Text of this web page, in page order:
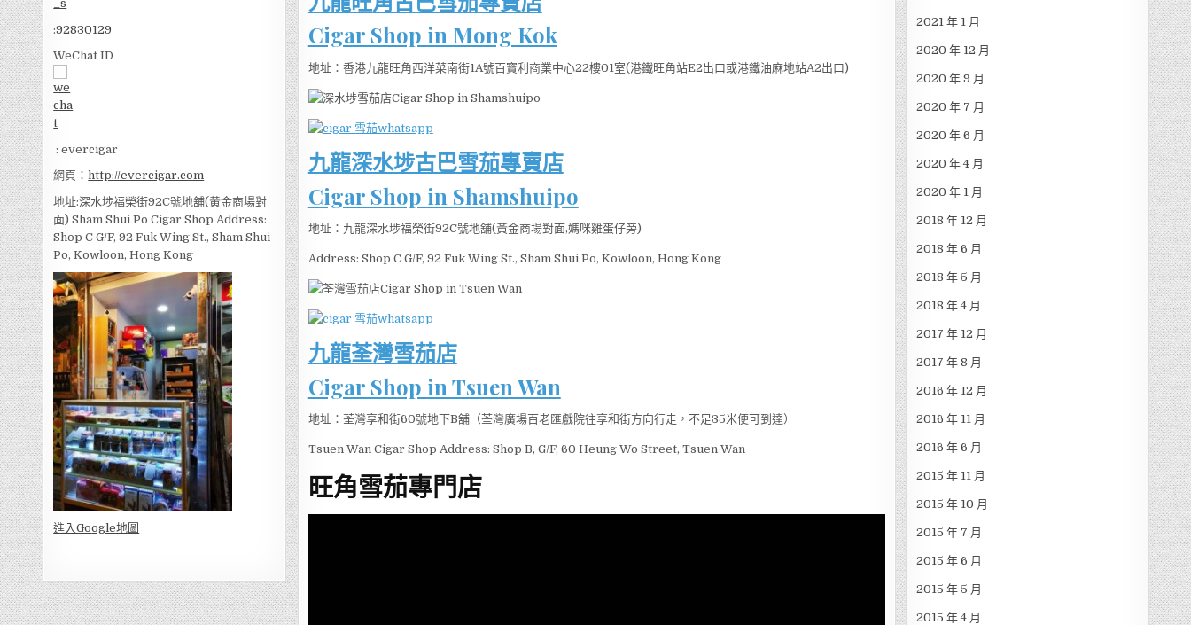
:92830129
WeChat ID
: evercigar
網頁：http://evercigar.com
地址:深水埗福榮街92C號地舖(黃金商場對
面) Sham Shui Po Cigar Shop Address:
Shop C G/F, 92 Fuk Wing St., Sham Shui
Po, Kowloon, Hong Kong
進入Google地圖
Cigar Shop in Mong Kok
地址：香港九龍旺角西洋菜南街1A號百寶利商業中心22樓01室(港鐵旺角站E2出口或港鐵油麻地站A2出口)
九龍深水埗古巴雪茄專賣店
Cigar Shop in Shamshuipo
地址：九龍深水埗福榮街92C號地舖(黃金商場對面,媽咪雞蛋仔旁)
Address: Shop C G/F, 92 Fuk Wing St., Sham Shui Po, Kowloon, Hong Kong
九龍荃灣雪茄店
Cigar Shop in Tsuen Wan
地址：荃灣享和街60號地下B舖（荃灣廣場百老匯戲院往享和街方向行走，不足35米便可到達）
Tsuen Wan Cigar Shop Address: Shop B, G/F, 60 Heung Wo Street, Tsuen Wan
旺角雪茄專門店
2021 年 1 月
2020 年 12 月
2020 年 9 月
2020 年 7 月
2020 年 6 月
2020 年 4 月
2020 年 1 月
2018 年 12 月
2018 年 6 月
2018 年 5 月
2018 年 4 月
2017 年 12 月
2017 年 8 月
2016 年 12 月
2016 年 11 月
2016 年 6 月
2015 年 11 月
2015 年 10 月
2015 年 7 月
2015 年 6 月
2015 年 5 月
2015 年 4 月